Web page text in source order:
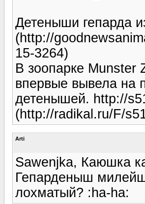
Детеныши гепарда
(http://
15-3264)
В зоопарке Munster
впервые вывела на
детенышей. http://
(http://radikal.ru/F/
Arti
Sawenjka, Каюшка
Гепарденыш
лохматый? :ha-ha: